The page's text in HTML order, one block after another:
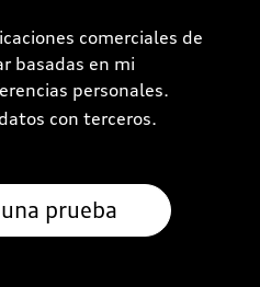
comerciales de
basadas en mi
personales.
con terceros.